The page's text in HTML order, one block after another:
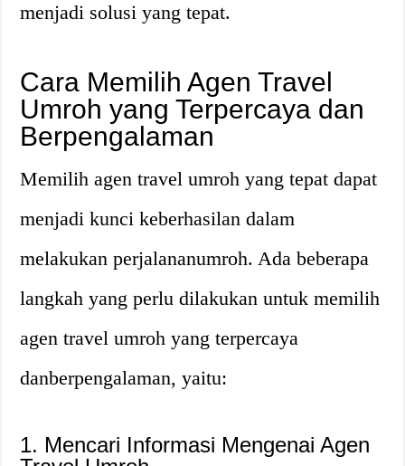
menjadi solusi yang tepat.
Cara Memilih Agen Travel
Umroh yang Terpercaya dan
Berpengalaman
Memilih agen travel umroh yang tepat dapat
menjadi kunci keberhasilan dalam
melakukan perjalananumroh. Ada beberapa
langkah yang perlu dilakukan untuk memilih
agen travel umroh yang terpercaya
danberpengalaman, yaitu:
1. Mencari Informasi Mengenai Agen